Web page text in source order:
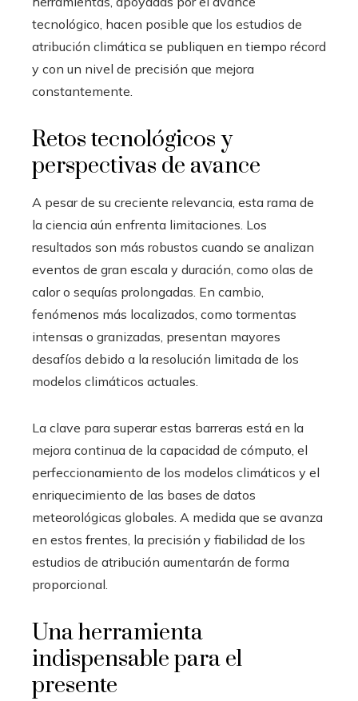
tecnológico, hacen posible que los estudios de
atribución climática se publiquen en tiempo récord
y con un nivel de precisión que mejora
constantemente.
Retos tecnológicos y
perspectivas de avance
A pesar de su creciente relevancia, esta rama de
la ciencia aún enfrenta limitaciones. Los
resultados son más robustos cuando se analizan
eventos de gran escala y duración, como olas de
calor o sequías prolongadas. En cambio,
fenómenos más localizados, como tormentas
intensas o granizadas, presentan mayores
desafíos debido a la resolución limitada de los
modelos climáticos actuales.
La clave para superar estas barreras está en la
mejora continua de la capacidad de cómputo, el
perfeccionamiento de los modelos climáticos y el
enriquecimiento de las bases de datos
meteorológicas globales. A medida que se avanza
en estos frentes, la precisión y fiabilidad de los
estudios de atribución aumentarán de forma
proporcional.
Una herramienta
indispensable para el
presente